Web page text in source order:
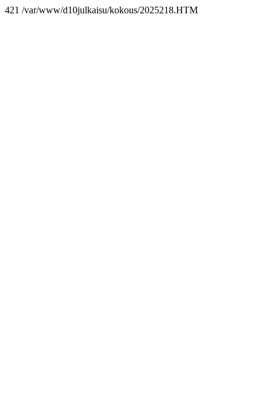
421 /var/www/d10julkaisu/kokous/2025218.HTM